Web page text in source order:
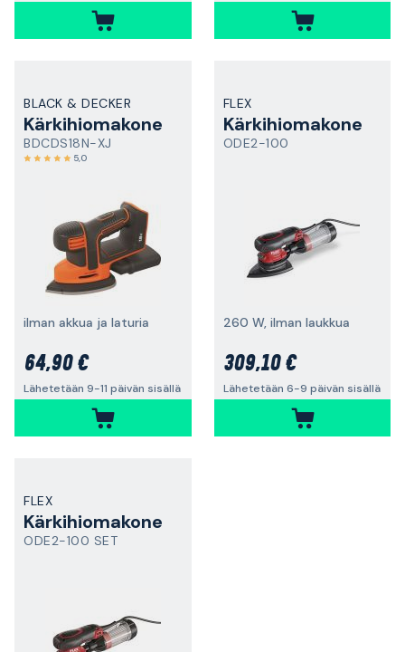
BLACK & DECKER
Kärkihiomakone
BDCDS18N-XJ
5,0
ilman akkua ja laturia
64,90 €
Lähetetään 9-11 päivän sisällä
FLEX
Kärkihiomakone
ODE2-100
260 W, ilman laukkua
309,10 €
Lähetetään 6-9 päivän sisällä
FLEX
Kärkihiomakone
ODE2-100 SET